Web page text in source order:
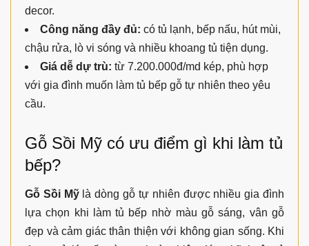
decor.
Công năng đầy đủ: có tủ lạnh, bếp nấu, hút mùi,
chậu rửa, lò vi sóng và nhiều khoang tủ tiện dụng.
Giá dễ dự trù: từ 7.200.000đ/md kép, phù hợp
với gia đình muốn làm tủ bếp gỗ tự nhiên theo yêu
cầu.
Gỗ Sồi Mỹ có ưu điểm gì khi làm tủ
bếp?
Gỗ Sồi Mỹlà dòng gỗ tự nhiên được nhiều gia đình
lựa chọn khi làm tủ bếp nhờ màu gỗ sáng, vân gỗ
đẹp và cảm giác thân thiện với không gian sống. Khi